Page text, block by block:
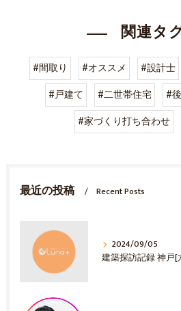
関連タ
#間取り #オススメ #設計士
#戸建て
#二世帯住宅
#
#家づくり打ち合わせ
最近の投稿 Recent Posts
2024/09/05
建築探訪記録 神戸